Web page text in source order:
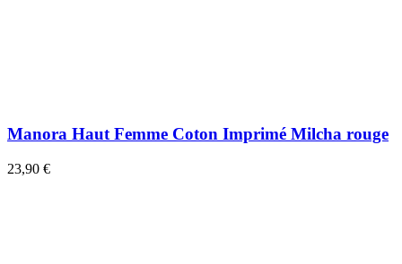
Manora Haut Femme Coton Imprimé Milcha rouge
23,90 €